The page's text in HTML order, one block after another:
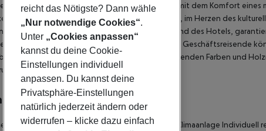
das den nostalgischen Charme des alten Prag mit dem Komfort
entfernt. Es liegt ideal direkt am Wenzelsplatz, im Herzen des
eine einzigartige Tropfsteinhöhle im Untergrund des Hotels,
selbst die anspruchsvollsten Feinschmecker. Geschäftsreisende
Die Zimmer sind komfortabel mit beruhigenden Farben und
und Entspannen.
HaartrocknerFernseherIndividuell regulierbare Klimaanlage Individuell
reicht das Nötigste? Dann wähle
„Nur notwendige Cookies“.
Unter „Cookies anpassen“
kannst du deine Cookie-
Einstellungen individuell
anpassen. Du kannst deine
Privatsphäre-Einstellungen
natürlich jederzeit ändern oder
widerrufen – klicke dazu einfach